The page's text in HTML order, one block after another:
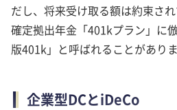
だし、将来受け取る額は約束さ
確定拠出年金「401kプラン」に
版401k」と呼ばれることがありま
企業型DCとiDeCo